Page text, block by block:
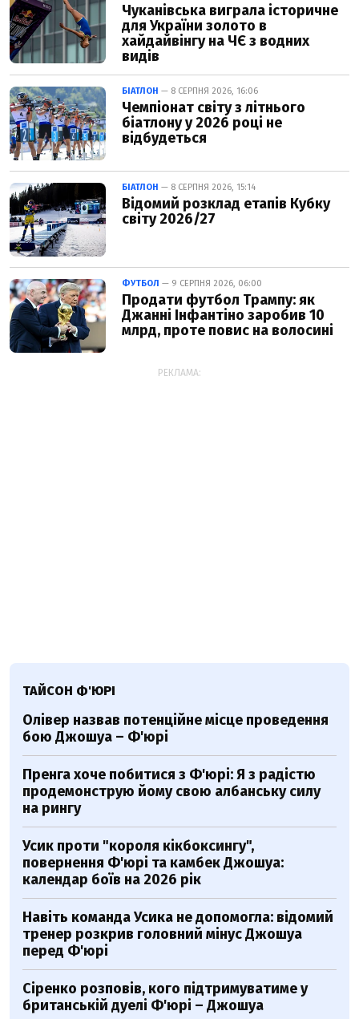
Чуканівська виграла історичне
для України золото в
хайдайвінгу на ЧЄ з водних
видів
БІАТЛОН — 8 СЕРПНЯ 2026, 16:06
Чемпіонат світу з літнього
біатлону у 2026 році не
відбудеться
БІАТЛОН — 8 СЕРПНЯ 2026, 15:14
Відомий розклад етапів Кубку
світу 2026/27
ФУТБОЛ — 9 СЕРПНЯ 2026, 06:00
Продати футбол Трампу: як
Джанні Інфантіно заробив 10
млрд, проте повис на волосині
РЕКЛАМА:
ТАЙСОН Ф'ЮРІ
Олівер назвав потенційне місце проведення
бою Джошуа – Ф'юрі
Пренга хоче побитися з Ф'юрі: Я з радістю
продемонструю йому свою албанську силу
на рингу
Усик проти "короля кікбоксингу",
повернення Ф'юрі та камбек Джошуа:
календар боїв на 2026 рік
Навіть команда Усика не допомогла: відомий
тренер розкрив головний мінус Джошуа
перед Ф'юрі
Сіренко розповів, кого підтримуватиме у
британській дуелі Ф'юрі – Джошуа